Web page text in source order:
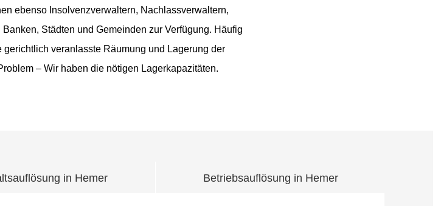
ebenso Insolvenzverwaltern, Nachlassverwaltern,
Städten und Gemeinden zur Verfügung. Häufig
veranlasste Räumung und Lagerung der
– Wir haben die nötigen Lagerkapazitäten.
in Hemer Betriebsauflösung in Hemer